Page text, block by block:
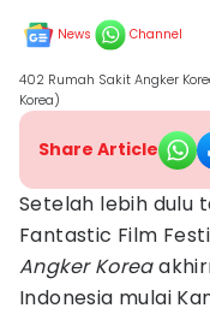
News Channel
402 Rumah Sakit Angker
Korea)
Share Article
Setelah lebih dulu
Fantastic Film
Angker Korea
Indonesia mulai